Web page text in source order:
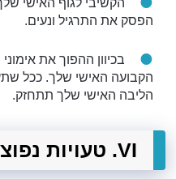
הפסק את התרגיל ונעים.
בכיוון ההפוך את
הקבועה האישי שלך. ככל
הליבה האישי שלך תתחזק.
VI. טעויות נפוצות שיש לעקוף מהן